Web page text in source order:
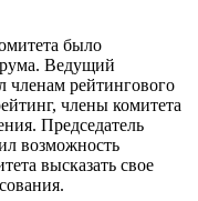
было
Ведущий
членам рейтингового
члены комитета
Председатель
возможность
высказать свое